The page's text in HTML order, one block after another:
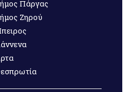
Πάργας
Ζηρού